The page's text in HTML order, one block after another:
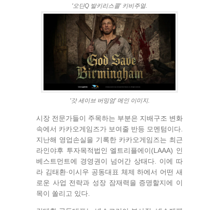
'오딘Q 발키리스콜' 키비주얼.
'갓 세이브 버밍엄' 메인 이미지.
시장 전문가들이 주목하는 부분은 지배구조 변화
속에서 카카오게임즈가 보여줄 반등 모멘텀이다.
지난해 영업손실을 기록한 카카오게임즈는 최근
라인야후 투자목적법인 엘트리플에이(LAAA) 인
베스트먼트에 경영권이 넘어간 상태다. 이에 따
라 김태환·이시우 공동대표 체제 하에서 어떤 새
로운 사업 전략과 성장 잠재력을 증명할지에 이
목이 쏠리고 있다.